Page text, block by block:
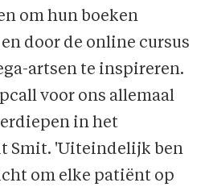
om hun boeken
door de online cursus
artsen te inspireren.
voor ons allemaal
in het
Smit. 'Uiteindelijk ben
om elke patiënt op